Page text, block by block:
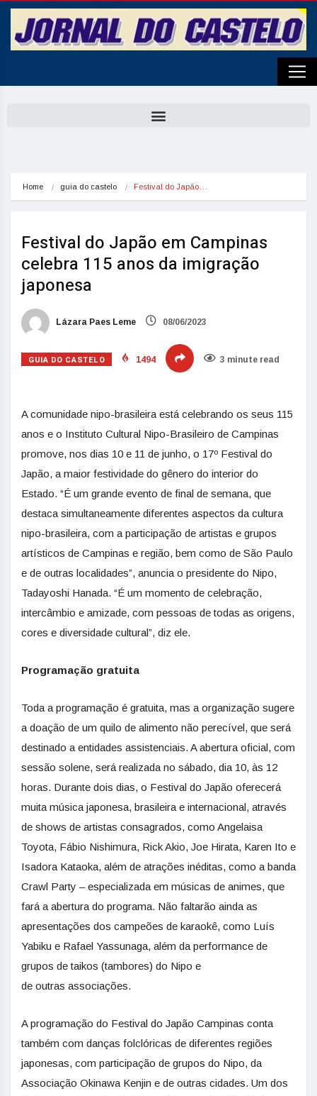
Home guia do castelo Festival do Japão…
Festival do Japão em Campinas
celebra 115 anos da imigração
japonesa
Lázara Paes Leme 08/06/2023
GUIA DO CASTELO 1494 3 minute read
A comunidade nipo-brasileira está celebrando os seus 115
anos e o Instituto Cultural Nipo-Brasileiro de Campinas
promove, nos dias 10 e 11 de junho, o 17º Festival do
Japão, a maior festividade do gênero do interior do
Estado. “É um grande evento de final de semana, que
destaca simultaneamente diferentes aspectos da cultura
nipo-brasileira, com a participação de artistas e grupos
artísticos de Campinas e região, bem como de São Paulo
e de outras localidades”, anuncia o presidente do Nipo,
Tadayoshi Hanada. “É um momento de celebração,
intercâmbio e amizade, com pessoas de todas as origens,
cores e diversidade cultural”, diz ele.
Programação gratuita
Toda a programação é gratuita, mas a organização sugere
a doação de um quilo de alimento não perecível, que será
destinado a entidades assistenciais. A abertura oficial, com
sessão solene, será realizada no sábado, dia 10, às 12
horas. Durante dois dias, o Festival do Japão oferecerá
muita música japonesa, brasileira e internacional, através
de shows de artistas consagrados, como Angelaisa
Toyota, Fábio Nishimura, Rick Akio, Joe Hirata, Karen Ito e
Isadora Kataoka, além de atrações inéditas, como a banda
Crawl Party – especializada em músicas de animes, que
fará a abertura do programa. Não faltarão ainda as
apresentações dos campeões de karaokê, como Luís
Yabiku e Rafael Yassunaga, além da performance de
grupos de taikos (tambores) do Nipo e
de outras associações.
A programação do Festival do Japão Campinas conta
também com danças folclóricas de diferentes regiões
japonesas, com participação de grupos do Nipo, da
Associação Okinawa Kenjin e de outras cidades. Um dos